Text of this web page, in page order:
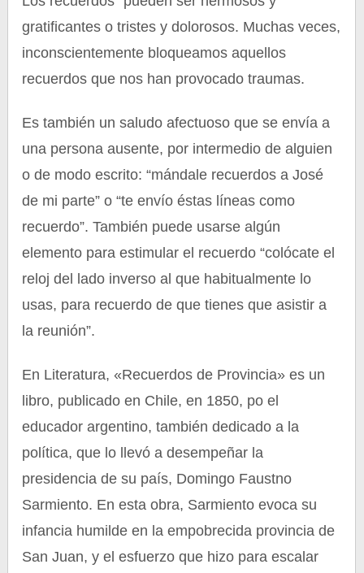
gratificantes o tristes y dolorosos. Muchas veces,
inconscientemente bloqueamos aquellos
recuerdos que nos han provocado traumas.
Es también un saludo afectuoso que se envía a
una persona ausente, por intermedio de alguien
o de modo escrito: “mándale recuerdos a José
de mi parte” o “te envío éstas líneas como
recuerdo”. También puede usarse algún
elemento para estimular el recuerdo “colócate el
reloj del lado inverso al que habitualmente lo
usas, para recuerdo de que tienes que asistir a
la reunión”.
En Literatura, «Recuerdos de Provincia» es un
libro, publicado en Chile, en 1850, po el
educador argentino, también dedicado a la
política, que lo llevó a desempeñar la
presidencia de su país, Domingo Faustno
Sarmiento. En esta obra, Sarmiento evoca su
infancia humilde en la empobrecida provincia de
San Juan, y el esfuerzo que hizo para escalar